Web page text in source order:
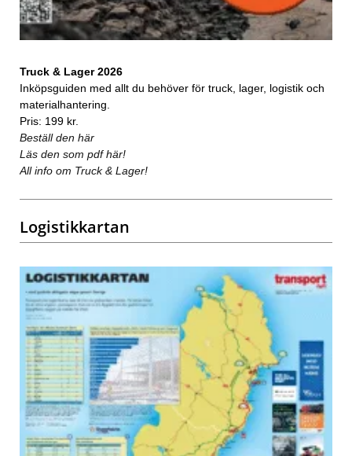
Truck & Lager 2026
Inköpsguiden med allt du behöver för truck, lager, logistik och
materialhantering.
Pris: 199 kr.
Beställ den här
Läs den som pdf här!
All info om Truck & Lager!
Logistikkartan